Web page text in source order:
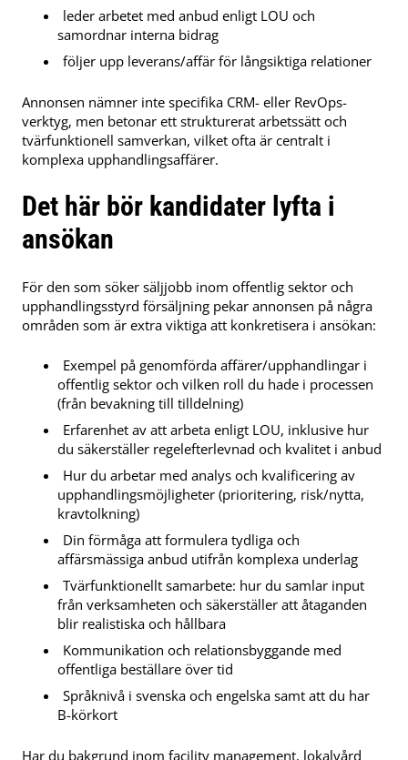
leder arbetet med anbud enligt LOU och
samordnar interna bidrag
följer upp leverans/affär för långsiktiga relationer
Annonsen nämner inte specifika CRM- eller RevOps-
verktyg, men betonar ett strukturerat arbetssätt och
tvärfunktionell samverkan, vilket ofta är centralt i
komplexa upphandlingsaffärer.
Det här bör kandidater lyfta i
ansökan
För den som söker säljjobb inom offentlig sektor och
upphandlingsstyrd försäljning pekar annonsen på några
områden som är extra viktiga att konkretisera i ansökan:
Exempel på genomförda affärer/upphandlingar i
offentlig sektor och vilken roll du hade i processen
(från bevakning till tilldelning)
Erfarenhet av att arbeta enligt LOU, inklusive hur
du säkerställer regelefterlevnad och kvalitet i anbud
Hur du arbetar med analys och kvalificering av
upphandlingsmöjligheter (prioritering, risk/nytta,
kravtolkning)
Din förmåga att formulera tydliga och
affärsmässiga anbud utifrån komplexa underlag
Tvärfunktionellt samarbete: hur du samlar input
från verksamheten och säkerställer att åtaganden
blir realistiska och hållbara
Kommunikation och relationsbyggande med
offentliga beställare över tid
Språknivå i svenska och engelska samt att du har
B-körkort
Har du bakgrund inom facility management, lokalvård